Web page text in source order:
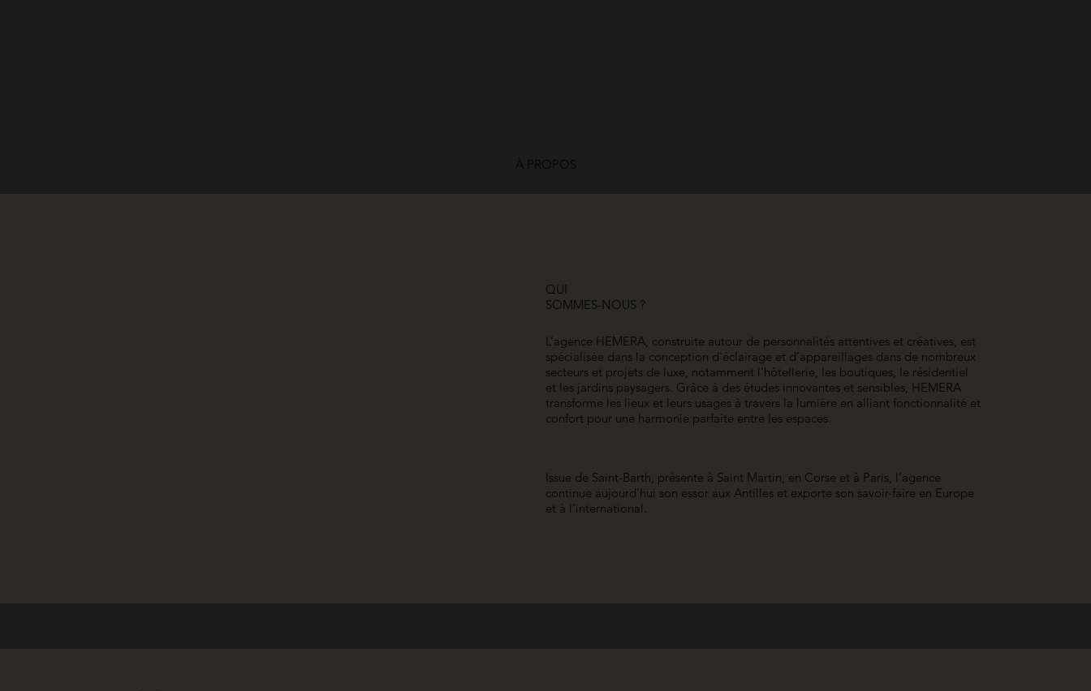
À PROPOS
QUI
SOMMES-NOUS ?
Issue de Saint-Barth, présente à Saint Martin, en Corse et à Paris, l’agence
continue aujourd’hui son essor aux Antilles et exporte son savoir-faire en Europe
et à l’international.
L’agence HEMERA, construite autour de personnalités attentives et créatives, est
spécialisée dans la conception d'éclairage et d’appareillages dans de nombreux
secteurs et projets de luxe, notamment l’hôtellerie, les boutiques, le résidentiel
et les jardins paysagers. Grâce à des études innovantes et sensibles, HEMERA
transforme les lieux et leurs usages à travers la lumière en alliant fonctionnalité et
confort pour une harmonie parfaite entre les espaces.